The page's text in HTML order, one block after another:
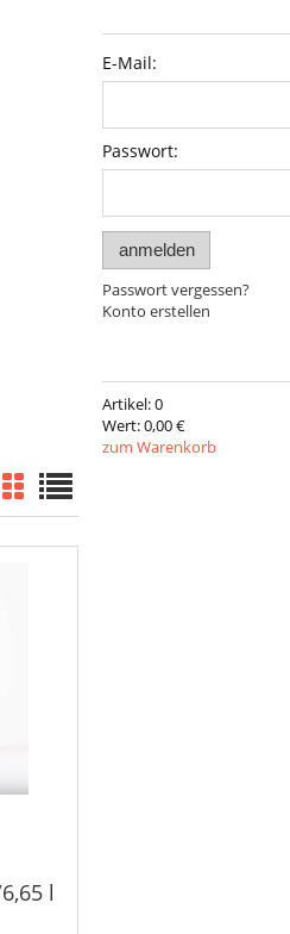
l
E-Mail:
Passwort:
anmelden
Passwort vergessen?
Konto erstellen
Artikel:0
Wert:0,00 €
zum Warenkorb